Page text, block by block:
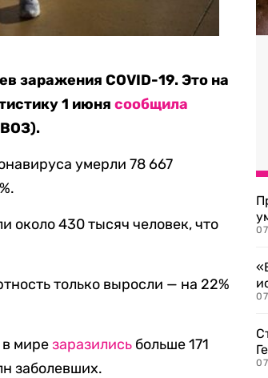
заражения COVID-19. Это на
1 июнясообщила
умерли 78 667
около 430 тысяч человек, что
только выросли — на 22%
в мирезаразились больше 171
заболевших.